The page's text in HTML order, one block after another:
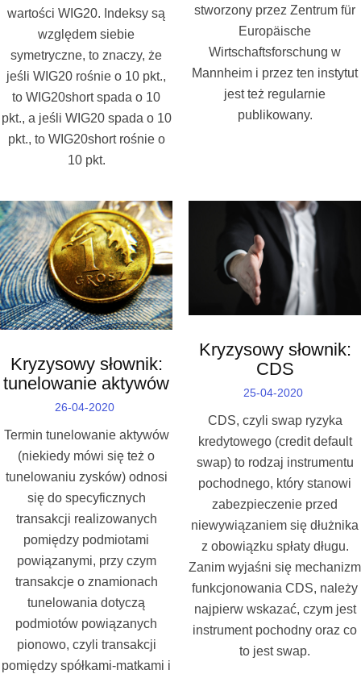
wartości WIG20. Indeksy są
względem siebie
symetryczne, to znaczy, że
jeśli WIG20 rośnie o 10 pkt.,
to WIG20short spada o 10
pkt., a jeśli WIG20 spada o 10
pkt., to WIG20short rośnie o
10 pkt.
stworzony przez Zentrum für
Europäische
Wirtschaftsforschung w
Mannheim i przez ten instytut
jest też regularnie
publikowany.
Kryzysowy słownik:
tunelowanie aktywów
26-04-2020
Termin tunelowanie aktywów
(niekiedy mówi się też o
tunelowaniu zysków) odnosi
się do specyficznych
transakcji realizowanych
pomiędzy podmiotami
powiązanymi, przy czym
transakcje o znamionach
tunelowania dotyczą
podmiotów powiązanych
pionowo, czyli transakcji
pomiędzy spółkami-matkami i
Kryzysowy słownik:
CDS
25-04-2020
CDS, czyli swap ryzyka
kredytowego (credit default
swap) to rodzaj instrumentu
pochodnego, który stanowi
zabezpieczenie przed
niewywiązaniem się dłużnika
z obowiązku spłaty długu.
Zanim wyjaśni się mechanizm
funkcjonowania CDS, należy
najpierw wskazać, czym jest
instrument pochodny oraz co
to jest swap.